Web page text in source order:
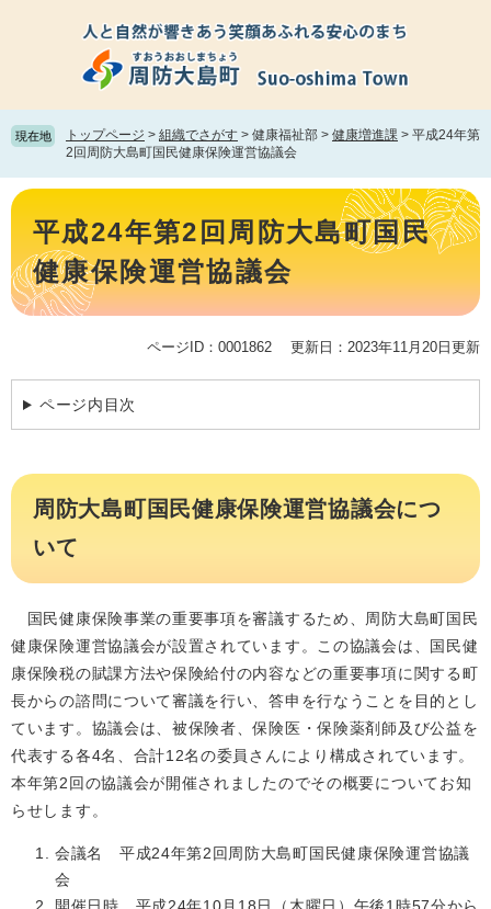
頭
で
飛
ば
て
現在地 トップページ > 組織でさがす > 健康福祉部 > 健康増進課 > 平成24年第
2回周防大島町国民健康保険運営協議会
本
平成24年第2回周防大島町国民
健康保険運営協議会
ページID：0001862 更新日：2023年11月20日更新
ページ内目次
周防大島町国民健康保険運営協議会につ
いて
国民健康保険事業の重要事項を審議するため、周防大島町国民
健康保険運営協議会が設置されています。この協議会は、国民健
康保険税の賦課方法や保険給付の内容などの重要事項に関する町
長からの諮問について審議を行い、答申を行なうことを目的とし
ています。協議会は、被保険者、保険医・保険薬剤師及び公益を
代表する各4名、合計12名の委員さんにより構成されています。
本年第2回の協議会が開催されましたのでその概要についてお知
らせします。
会議名 平成24年第2回周防大島町国民健康保険運営協議
会